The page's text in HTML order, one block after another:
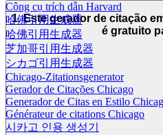
Công cụ trích dẫn Harvard
哈佛引用生成器
哈佛引用生成器
芝加哥引用生成器
シカゴ引用生成器
Chicago-Zitationsgenerator
Gerador de Citações Chicago
Generador de Citas en Estilo
Générateur de citations Chicago
시카고 인용 생성기
1. Este gerador de citação
é gratuito